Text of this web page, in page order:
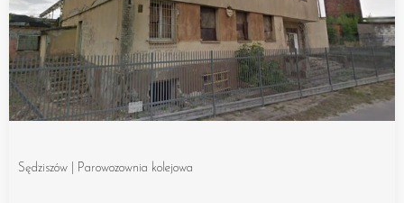
Sędziszów | Parowozownia kolejowa